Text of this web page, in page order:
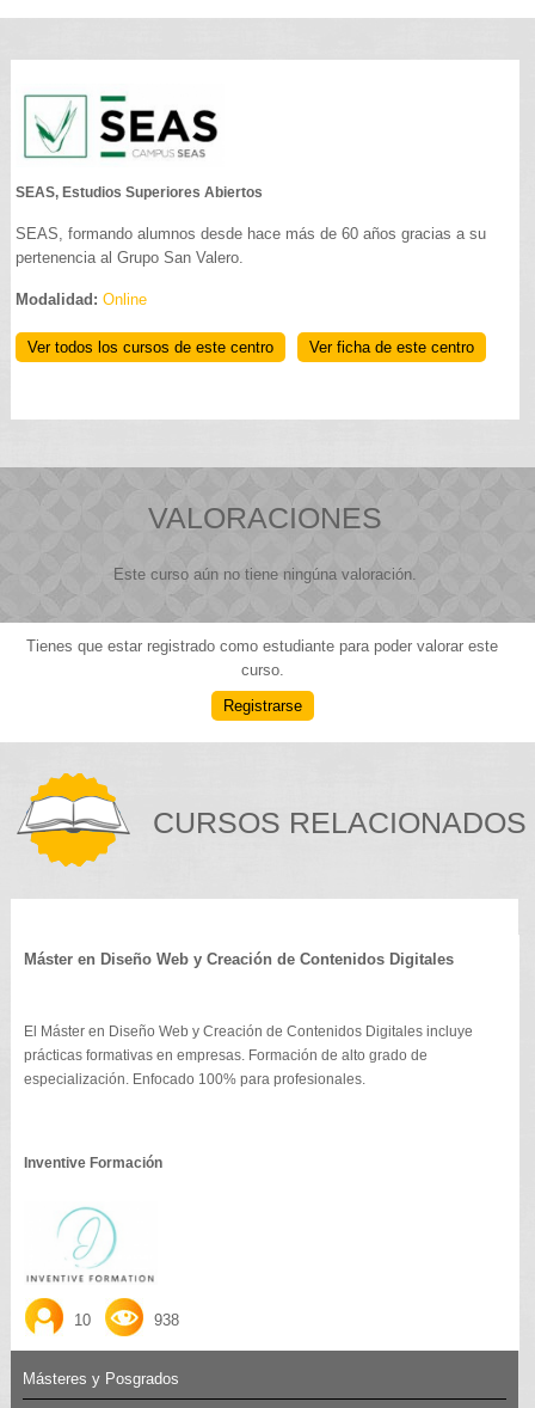
SEAS, Estudios Superiores Abiertos
SEAS, formando alumnos desde hace más de 60 años gracias a su
pertenencia al Grupo San Valero.
Modalidad:Online
Ver todos los cursos de este centro Ver ficha de este centro
VALORACIONES
Este curso aún no tiene ningúna valoración.
Tienes que estar registrado como estudiante para poder valorar este
curso.
Registrarse
CURSOS RELACIONADOS
Máster en Diseño Web y Creación de Contenidos Digitales
El Máster en Diseño Web y Creación de Contenidos Digitales incluye
prácticas formativas en empresas. Formación de alto grado de
especialización. Enfocado 100% para profesionales.
Inventive Formación
10 938
Másteres y Posgrados